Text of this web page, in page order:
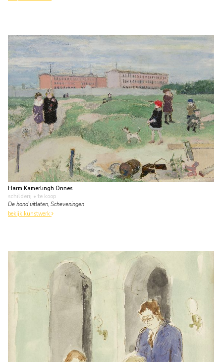
Harm Kamerlingh Onnes
schilderij • te koop
De hond uitlaten, Scheveningen
bekijk kunstwerk